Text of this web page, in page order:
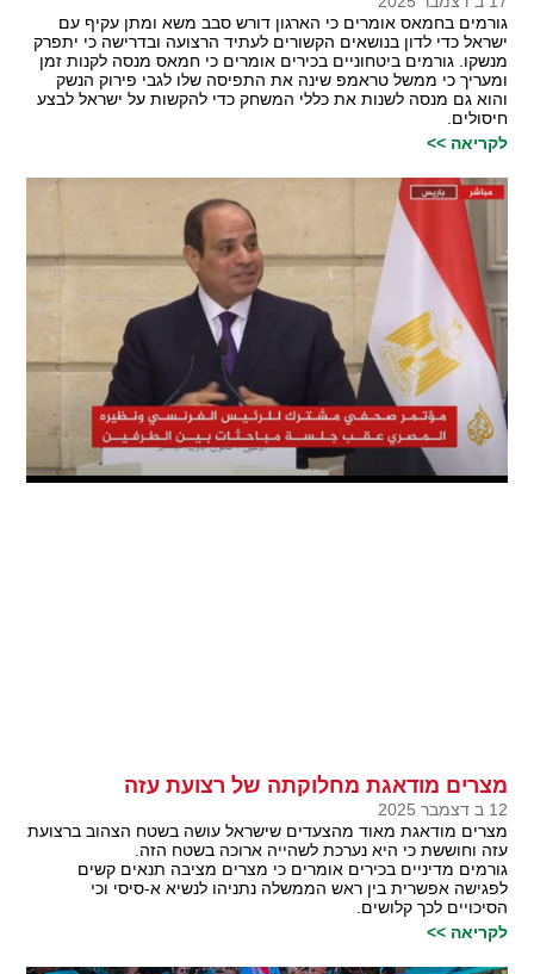
גורמים בחמאס אומרים כי הארגון דורש סבב משא ומתן עקיף עם
ישראל כדי לדון בנושאים הקשורים לעתיד הרצועה ובדרישה כי יתפרק
מנשקו. גורמים ביטחוניים בכירים אומרים כי חמאס מנסה לקנות זמן
ומעריך כי ממשל טראמפ שינה את התפיסה שלו לגבי פירוק הנשק
והוא גם מנסה לשנות את כללי המשחק כדי להקשות על ישראל לבצע
חיסולים.
לקריאה >>
מצרים מודאגת מחלוקתה של רצועת עזה
12 ב דצמבר 2025
מצרים מודאגת מאוד מהצעדים שישראל עושה בשטח הצהוב ברצועת
עזה וחוששת כי היא נערכת לשהייה ארוכה בשטח הזה.
גורמים מדיניים בכירים אומרים כי מצרים מציבה תנאים קשים
לפגישה אפשרית בין ראש הממשלה נתניהו לנשיא א-סיסי וכי
הסיכויים לכך קלושים.
לקריאה >>